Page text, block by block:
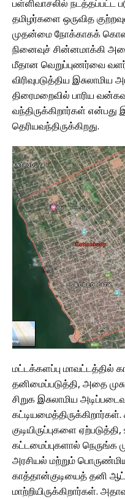
பள்ளிவாசலில்
தமிழர்களை ஒருவித
முதன்மை நோக்காகக்
நினைவுச் சின்னமாக்கி
மீதான வெறுப்புணர்வை
விரிவுபடுத்திய
திரைமறைவில் பாரிய
வந்திருக்கிறார்கள் என்பது
தெரியவந்திருக்கிறது.
மட்டக்களப்பு மாவட்டத்தில்
தனிமைப்படுத்தி, அதை
சிறுக இசுலாமிய
குடியிருப்புகளை
கட்டமைப்புகளால் நெருங்க
அரசியல் மற்றும்
காத்தான்குடியைத் தனி
மாற்றியிருக்கிறார்கள்.